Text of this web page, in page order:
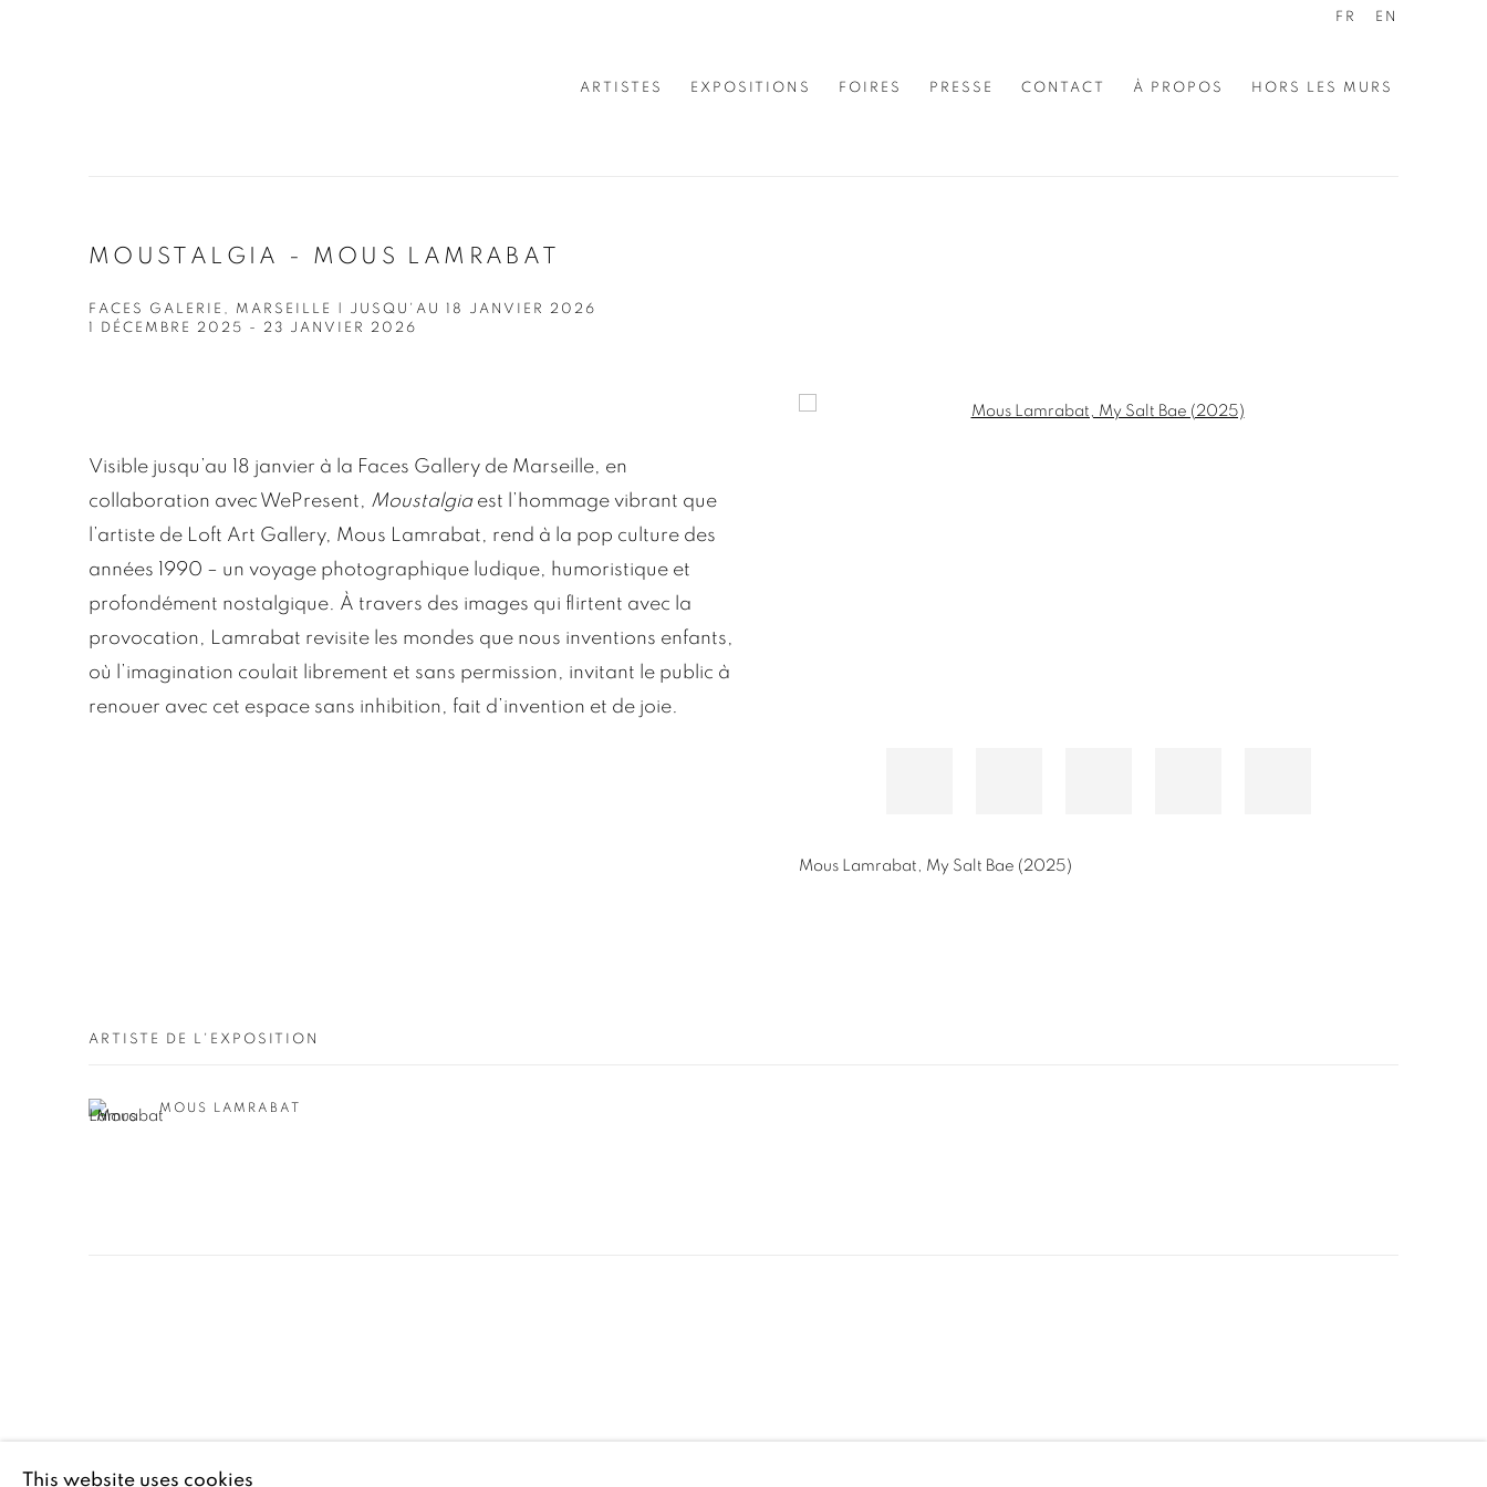
ARTISTES EXPOSITIONS FOIRES PRESSE CONTACT À PROPOS HORS LES MURS
FR EN
MOUSTALGIA - MOUS LAMRABAT
FACES GALERIE, MARSEILLE | JUSQU'AU 18 JANVIER 2026
1 DÉCEMBRE 2025 - 23 JANVIER 2026
Open a larger version of the following image in a popup:
Mous Lamrabat, My Salt Bae (2025)
Visible jusqu’au 18 janvier à la Faces Gallery de Marseille, en
collaboration avec WePresent, Moustalgiaest l’hommage vibrant que
l’artiste de Loft Art Gallery, Mous Lamrabat, rend à la pop culture des
années 1990 – un voyage photographique ludique, humoristique et
profondément nostalgique. À travers des images qui flirtent avec la
provocation, Lamrabat revisite les mondes que nous inventions enfants,
où l’imagination coulait librement et sans permission, invitant le public à
renouer avec cet espace sans inhibition, fait d’invention et de joie.
ARTISTE DE L'EXPOSITION
MOUS LAMRABAT
This website uses cookies